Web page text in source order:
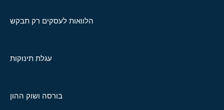
הלוואות לעסקים רק תבקש
עגלת תינוקות
בורסה ושוק ההון